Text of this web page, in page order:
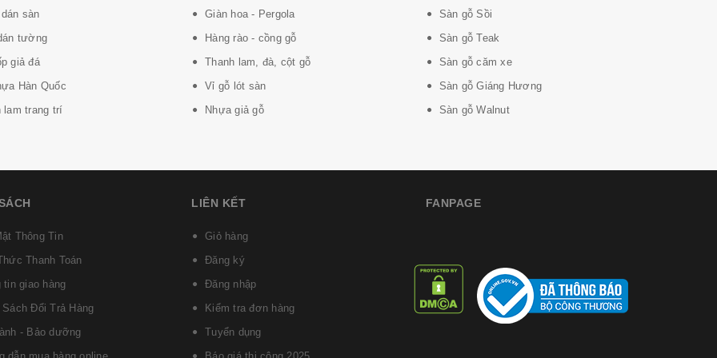
dụng trung bình
sàn
tường
giả đá
Hàn Quốc
lam trang trí
Giàn hoa - Pergola
Hàng rào - cồng gỗ
Thanh lam, đà, cột gỗ
Vỉ gỗ lót sàn
Nhựa giả gỗ
Sàn gỗ Sồi
Sàn gỗ Teak
Sàn gỗ căm xe
Sàn gỗ Giáng Hương
Sàn gỗ Walnut
Thông Tin
Thanh Toán
tin giao hàng
Sách Đổi Trả Hàng
- Bảo dưỡng
LIÊN KẾT
Giỏ hàng
Đăng ký
Đăng nhập
Kiểm tra đơn hàng
Tuyển dụng
FANPAGE